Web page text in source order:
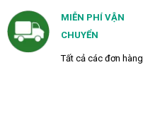
MIỄN PHÍ VẬN
CHUYỂN
Tất cả các đơn hàng